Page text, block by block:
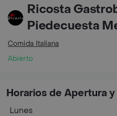
Ricosta
Piedecuesta
Comida Italiana
Abierto
Horarios de Apertura
Lunes